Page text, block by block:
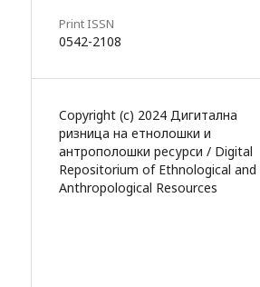
Print ISSN
0542-2108
Copyright (c) 2024 Дигитална
ризница на етнолошки и
антрополошки ресурси / Digital
Repositorium of Ethnological and
Anthropological Resources